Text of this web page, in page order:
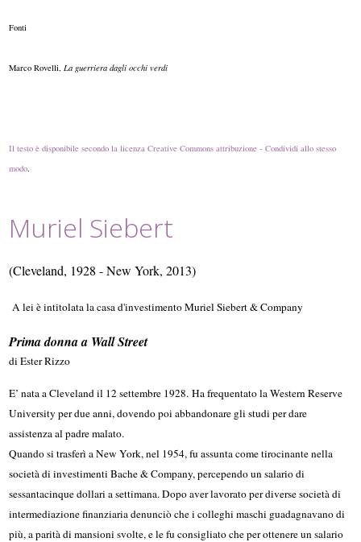
Fonti
Marco Rovelli, La guerriera dagli occhi verdi
Il testo è disponibile secondo la licenza Creative Commons attribuzione - Condividi allo stesso
modo
Muriel Siebert
(Cleveland, 1928 - New York, 2013)
A lei è intitolata la casa d'investimento Muriel Siebert & Company
Prima donna a Wall Street
di Ester Rizzo
E’ nata a Cleveland il 12 settembre 1928.Ha frequentato la Western Reserve
University per due anni, dovendo poi abbandonare gli studi per dare
assistenza al padre malato.
Quando si trasferì a New York, nel 1954, fu assunta come tirocinante nella
società di investimenti Bache & Company, percependo un salario di
sessantacinque dollari a settimana.Dopo aver lavorato per diverse società di
intermediazione finanziaria denunciò che i colleghi maschi guadagnavano di
più, a parità di mansioni svolte, e le fu consigliato che per ottenere un salario